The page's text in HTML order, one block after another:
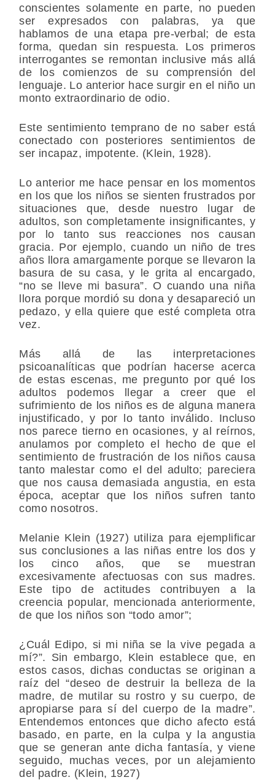
conscientes solamente en parte, no pueden
ser expresados con palabras, ya que
hablamos de una etapa pre-verbal; de esta
forma, quedan sin respuesta. Los primeros
interrogantes se remontan inclusive más allá
de los comienzos de su comprensión del
lenguaje. Lo anterior hace surgir en el niño un
monto extraordinario de odio.
Este sentimiento temprano de no saber está
conectado con posteriores sentimientos de
ser incapaz, impotente. (Klein, 1928).
Lo anterior me hace pensar en los momentos
en los que los niños se sienten frustrados por
situaciones que, desde nuestro lugar de
adultos, son completamente insignificantes, y
por lo tanto sus reacciones nos causan
gracia. Por ejemplo, cuando un niño de tres
años llora amargamente porque se llevaron la
basura de su casa, y le grita al encargado,
“no se lleve mi basura”. O cuando una niña
llora porque mordió su dona y desapareció un
pedazo, y ella quiere que esté completa otra
vez.
Más allá de las interpretaciones
psicoanalíticas que podrían hacerse acerca
de estas escenas, me pregunto por qué los
adultos podemos llegar a creer que el
sufrimiento de los niños es de alguna manera
injustificado, y por lo tanto inválido. Incluso
nos parece tierno en ocasiones, y al reírnos,
anulamos por completo el hecho de que el
sentimiento de frustración de los niños causa
tanto malestar como el del adulto; pareciera
que nos causa demasiada angustia, en esta
época, aceptar que los niños sufren tanto
como nosotros.
Melanie Klein (1927) utiliza para ejemplificar
sus conclusiones a las niñas entre los dos y
los cinco años, que se muestran
excesivamente afectuosas con sus madres.
Este tipo de actitudes contribuyen a la
creencia popular, mencionada anteriormente,
de que los niños son “todo amor”;
¿Cuál Edipo, si mi niña se la vive pegada a
mí?”. Sin embargo, Klein establece que, en
estos casos, dichas conductas se originan a
raíz del “deseo de destruir la belleza de la
madre, de mutilar su rostro y su cuerpo, de
apropiarse para sí del cuerpo de la madre”.
Entendemos entonces que dicho afecto está
basado, en parte, en la culpa y la angustia
que se generan ante dicha fantasía, y viene
seguido, muchas veces, por un alejamiento
del padre. (Klein, 1927)